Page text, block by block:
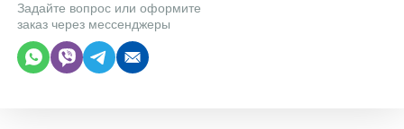
Задайте вопрос или оформите
заказ через мессенджеры